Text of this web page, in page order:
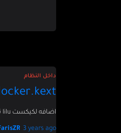
داخل النظام
اضافه لكيكست lilu تقوم بتفعيل خيار اضائه الليل (nigthtshift) على جميع اجهزه الماك و جميع انواع SMBIOS.
, 3 years ago